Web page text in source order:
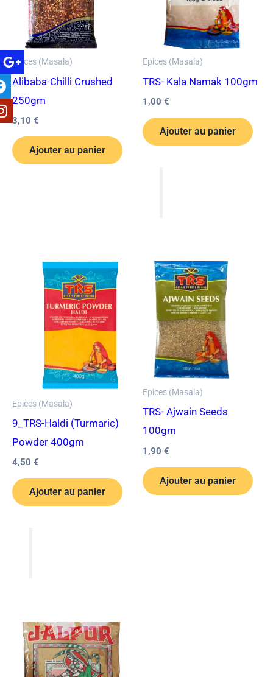
Epices (Masala)
Alibaba-Chilli Crushed
250gm
3,10 €
Ajouter au panier
Epices (Masala)
TRS- Kala Namak 100gm
1,00 €
Ajouter au panier
Epices (Masala)
9_TRS-Haldi (Turmaric)
Powder 400gm
4,50 €
Ajouter au panier
Epices (Masala)
TRS- Ajwain Seeds
100gm
1,90 €
Ajouter au panier